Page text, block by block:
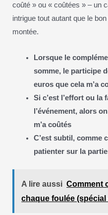
coûté » ou « coûtées » – un
intrigue tout autant que le
montée.
Lorsque le
somme, le participe
euros que cela m’a
Si c’est l’effort ou la
l’événement, alors
m’a coûtés
C’est subtil, comme
patienter sur la
A lire aussi Comment
chaque foulée